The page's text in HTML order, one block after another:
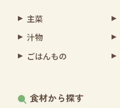
主菜
汁物
ごはんもの
食材から探す